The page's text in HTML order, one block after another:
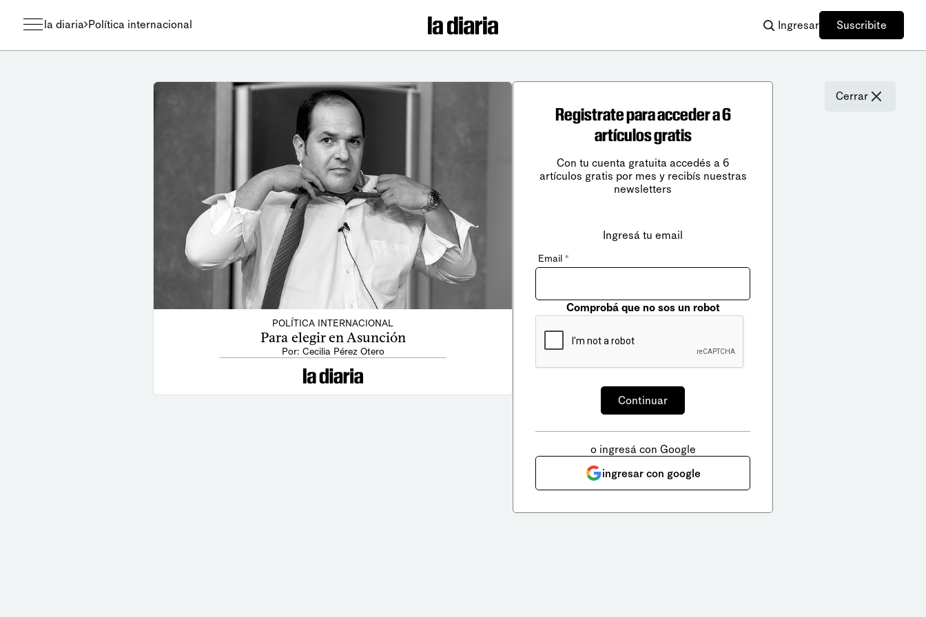
la diaria Política internacional Ingresar Suscribite
POLÍTICA INTERNACIONAL
Para elegir en Asunción
Por: Cecilia Pérez Otero
Cerrar
Registrate para acceder a 6
artículos gratis
Con tu cuenta gratuita accedés a 6
artículos gratis por mes y recibís nuestras
newsletters
Ingresá tu email
Email *
Comprobá que no sos un robot
o ingresá con Google
ingresar con google